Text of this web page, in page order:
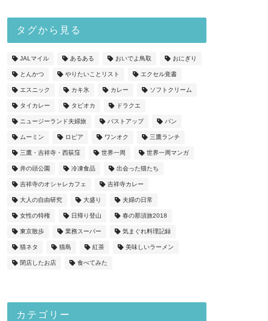
タグから見る
JALマイル あるある おいでよ鳥取 おにぎり
とんかつ やりたいことリスト エクセル覚書
エスニック カキ氷 カレー ソフトクリーム
タイカレー タピオカ ドラクエ
ニュージーランド夫婦旅 バストアップ パン
ムーミン ロピア ワンオク 三鷹ランチ
三鷹・吉祥寺・西荻窪 世界一周 世界一周マンガ
井の頭公園 冷凍食品 出会った猫たち
吉祥寺のオシャレカフェ 吉祥寺カレー
大人の自由研究 大盛り 夫婦の日常
女性の特権 日帰り登山 春の那須旅2018
東京散歩 業務スーパー 気まぐれ料理記録
猫ネタ 猫島 紅茶 美味しいラーメン
閉店したお店 食べてみた
カテゴリー